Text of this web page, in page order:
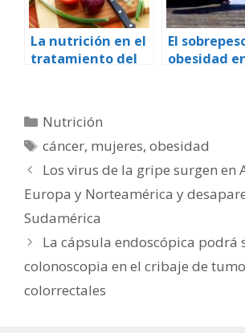
La nutrición en el
tratamiento del
El
obesidad
Categorías
Nutrición
Etiquetas
cáncer, mujeres,obesidad
Los virus de la gripe surgen en
Europa y Norteamérica y
Sudamérica
La cápsula endoscópica podrá
colonoscopia en el cribaje de
colorrectales